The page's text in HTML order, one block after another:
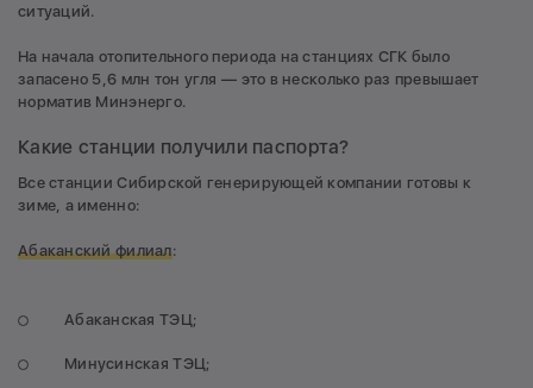
ситуаций.
На начала отопительного периода на станциях СГК было
запасено 5,6 млн тон угля — это в несколько раз превышает
норматив Минэнерго.
Какие станции получили паспорта?
Все станции Сибирской генерирующей компании готовы к
зиме, а именно:
Абаканский филиал:
Абаканская ТЭЦ;
Минусинская ТЭЦ;